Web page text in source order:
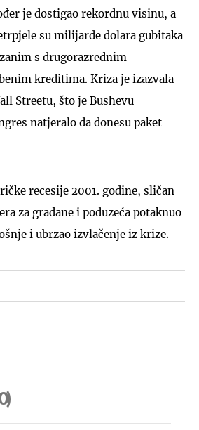
je dostigao rekordnu visinu, a
su milijarde dolara gubitaka
s drugorazrednim
kreditima. Kriza je izazvala
Streetu, što je Bushevu
natjeralo da donesu paket
recesije 2001. godine, sličan
za građane i poduzeća potaknuo
i ubrzao izvlačenje iz krize.